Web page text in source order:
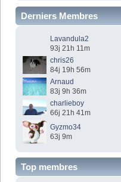
Derniers Membres
Lavandula2
93j 21h 11m
chris26
84j 19h 56m
Arnaud
83j 9h 36m
charlieboy
66j 21h 41m
Gyzmo34
63j 9m
Top membres